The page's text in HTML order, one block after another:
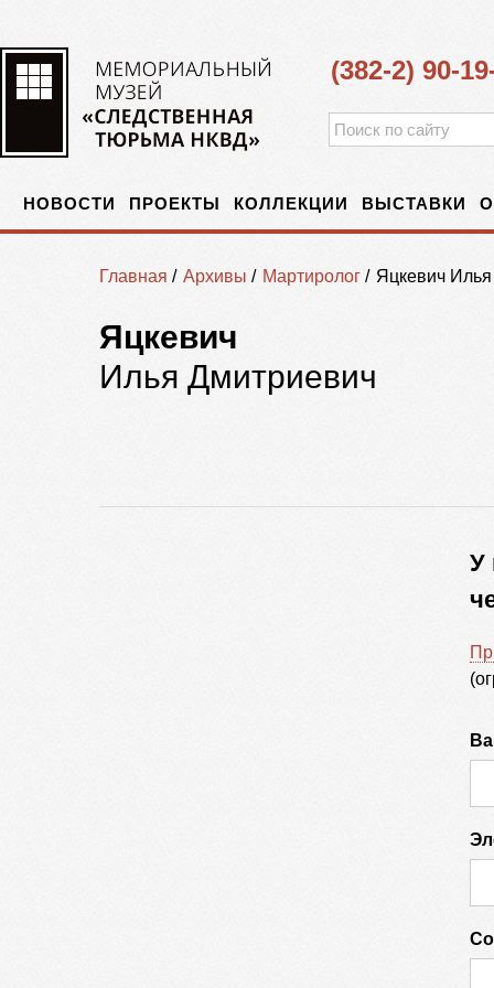
(382-2) 90-
НОВОСТИ ПРОЕКТЫ КОЛЛЕКЦИИ ВЫСТАВКИ
Главная / Архивы / Мартиролог / Яцкевич
Яцкевич
Илья Дмитриевич
У